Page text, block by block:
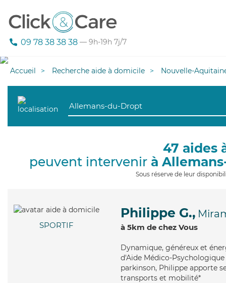
09 78 38 38 38 — 9h-19h 7j/7
Accueil Recherche aide à domicile Nouvelle-
47 aides
peuvent intervenir à
Sous réserve de leur
SPORTIF
Philippe G.,
à 5km de chez Vous
Dynamique, généreux et
d'Aide Médico-
parkinson, Philippe apporte
transports et mobilité*